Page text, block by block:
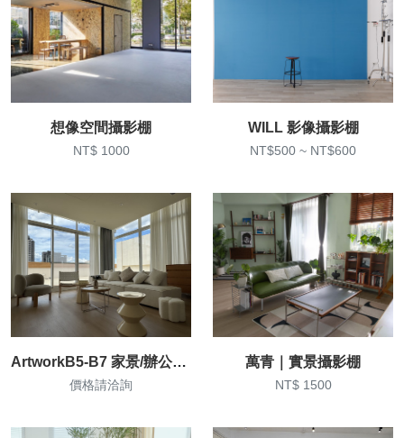
想像空間攝影棚
NT$ 1000
WILL 影像攝影棚
NT$500 ~ NT$600
ArtworkB5-B7 家景/辦公室/廢墟
價格請洽詢
萬青｜實景攝影棚
NT$ 1500